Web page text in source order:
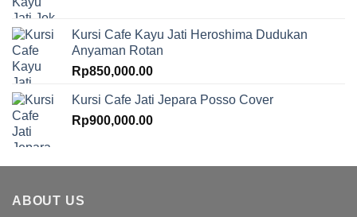
Kursi Cafe Kayu Jati Heroshima Dudukan
Anyaman Rotan
Rp850,000.00
Kursi Cafe Jati Jepara Posso Cover
Rp900,000.00
ABOUT US